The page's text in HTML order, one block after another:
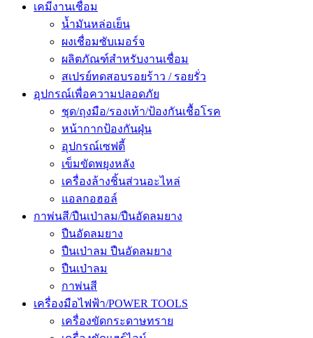
เคมีงานเชื่อม
น้ำมันหล่อเย็น
ผงเชื่อมซับเมอร์จ
ผลิตภัณฑ์สำหรับงานเชื่อม
สเปรย์ทดสอบรอยร้าว / รอยรั่ว
อุปกรณ์เพื่อความปลอดภัย
ชุด/ถุงมือ/รองเท้า/ป้องกันเชื้อโรค
หน้ากากป้องกันฝุ่น
อุปกรณ์เซฟตี้
เข็มขัดพยุงหลัง
เครื่องล้างชิ้นส่วนอะไหล่
แอลกอฮอล์
กาพ่นสี/ปืนเป่าลม/ปืนอัดลมยาง
ปืนอัดลมยาง
ปืนเป่าลม ปืนอัดลมยาง
ปืนเป่าลม
กาพ่นสี
เครื่องมือไฟฟ้า/POWER TOOLS
เครื่องขัดกระดาษทราย